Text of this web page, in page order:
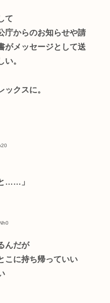
て
庁からのお知らせや請
がメッセージとして送
い。
ックスに。
……」
んだが
こに持ち帰っていい